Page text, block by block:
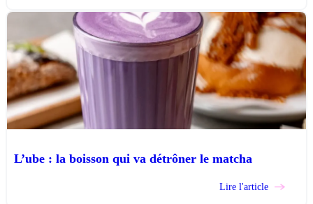
L’ube : la boisson qui va détrôner le matcha
Lire l'article